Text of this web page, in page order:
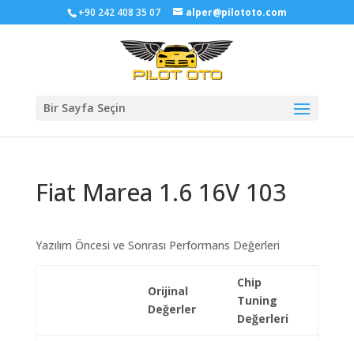
+90 242 408 35 07 alper@pilototo.com
Bir Sayfa Seçin
Fiat Marea 1.6 16V 103
Yazılım Öncesi ve Sonrası Performans Değerleri
Orijinal
Değerler
Chip
Tuning
Değerleri